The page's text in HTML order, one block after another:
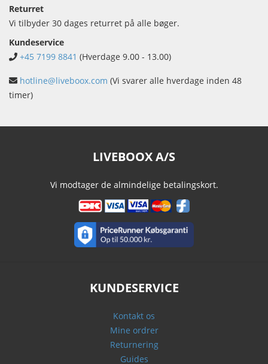
Returret
Vi tilbyder 30 dages returret på alle bøger.
Kundeservice
+45 7199 8841 (Hverdage 9.00 - 13.00)
hotline@liveboox.com (Vi svarer alle hverdage inden 48
timer)
LIVEBOOX A/S
Vi modtager de almindelige betalingskort.
KUNDESERVICE
Kontakt os
Mine ordrer
Returnering
Guides